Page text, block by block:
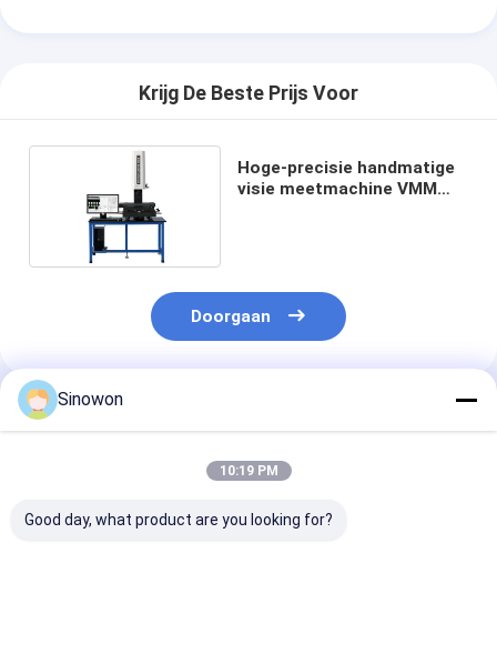
Krijg De Beste Prijs Voor
Hoge-precisie handmatige
visie meetmachine VMM
Doorgaan
Geadviseerde Producten
Sinowon
10:19 PM
Good day, what product are you looking for?